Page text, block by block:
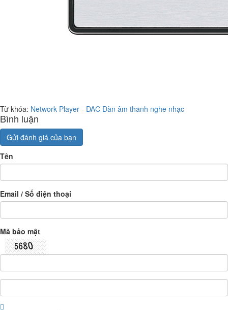
Từ khóa: Network Player - DAC Dàn âm thanh nghe nhạc
Bình luận
Gửi đánh giá của bạn
Tên
Email / Số điện thoại
Mã bảo mật